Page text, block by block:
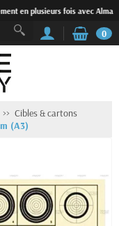
en plusieurs fois avec Alma
0
Cibles & cartons
(A3)